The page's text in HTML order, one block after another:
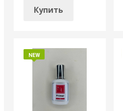
Купить
NEW